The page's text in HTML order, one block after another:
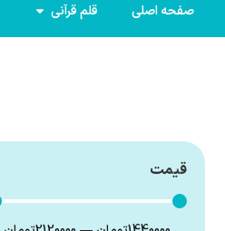
صفحه اصلی قلم قرآنی
قیمت